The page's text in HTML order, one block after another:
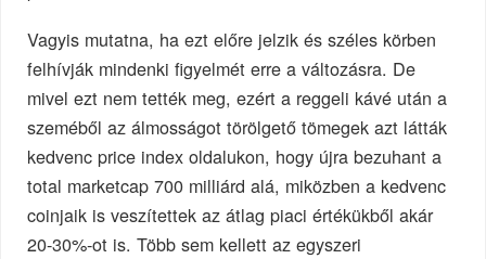
Vagyis mutatna, ha ezt előre jelzik és széles körben
felhívják mindenki figyelmét erre a változásra. De
mivel ezt nem tették meg, ezért a reggeli kávé után a
szeméből az álmosságot törölgető tömegek azt látták
kedvenc price index oldalukon, hogy újra bezuhant a
total marketcap 700 milliárd alá, miközben a kedvenc
coinjaik is veszítettek az átlag piaci értékükből akár
20-30%-ot is. Több sem kellett az egyszeri